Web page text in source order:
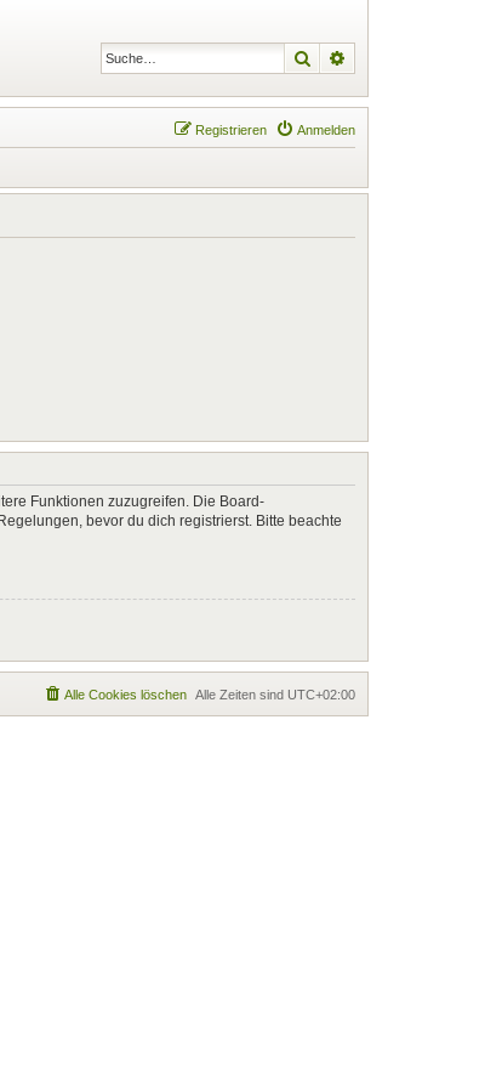
Suche
Anmelden
Registrieren
Funktionen zuzugreifen. Die Board-
bevor du dich registrierst. Bitte beachte
Alle Zeiten sind UTC+02:00
Alle Cookies löschen